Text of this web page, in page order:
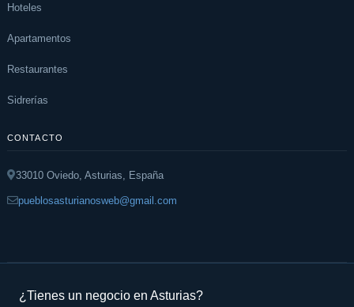
Hoteles
Apartamentos
Restaurantes
Sidrerías
CONTACTO
33010 Oviedo, Asturias, España
pueblosasturianosweb@gmail.com
¿Tienes un negocio en Asturias?